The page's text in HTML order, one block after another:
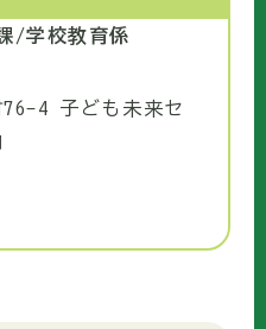
/学校教育係
4 子ども未来セ